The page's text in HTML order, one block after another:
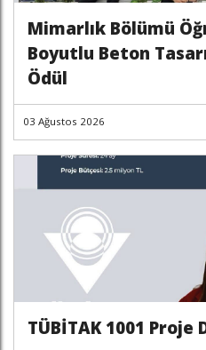
Mimarlık Bölümü
Boyutlu Beton
Ödül
03 Ağustos 2026
TÜBİTAK 1001 Proje